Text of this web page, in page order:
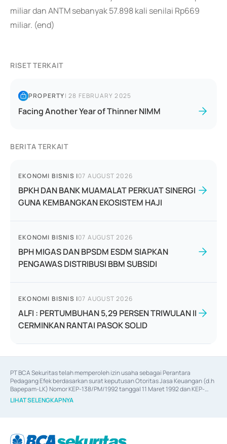
miliar dan ANTM sebanyak 57.898 kali senilai Rp669
miliar. (end)
RISET TERKAIT
PROPERTY|28 FEBRUARY 2025
Facing Another Year of Thinner NIMM
BERITA TERKAIT
EKONOMI BISNIS |07 AUGUST 2026
BPKH DAN BANK MUAMALAT PERKUAT SINERGI
GUNA KEMBANGKAN EKOSISTEM HAJI
EKONOMI BISNIS |07 AUGUST 2026
BPH MIGAS DAN BPSDM ESDM SIAPKAN
PENGAWAS DISTRIBUSI BBM SUBSIDI
EKONOMI BISNIS |07 AUGUST 2026
ALFI : PERTUMBUHAN 5,29 PERSEN TRIWULAN II
CERMINKAN RANTAI PASOK SOLID
PT BCA Sekuritas telah memperoleh izin usaha sebagai Perantara
Pedagang Efek berdasarkan surat keputusan Otoritas Jasa Keuangan (d.h
Bapepam-LK) Nomor KEP-138/PM/1992 tanggal 11 Maret 1992 dan KEP-
06/D.04/2014 tanggal 28 Februari 2014, izin usaha sebagai Penjamin Emisi
Efek berdasarkan surat keputusan Otoritas Jasa Keuangan Nomor KEP-
berdasarkan surat keputusan Otoritas Jasa Keuangan Nomor S-
LIHAT SELENGKAPNYA